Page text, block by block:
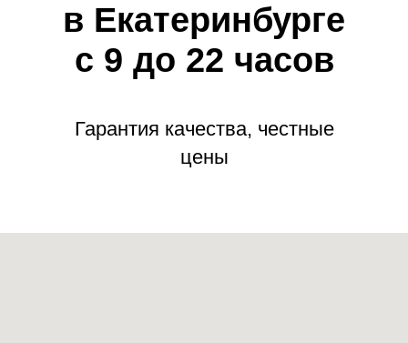
в Екатеринбурге
с 9 до 22 часов
Гарантия качества, честные
цены